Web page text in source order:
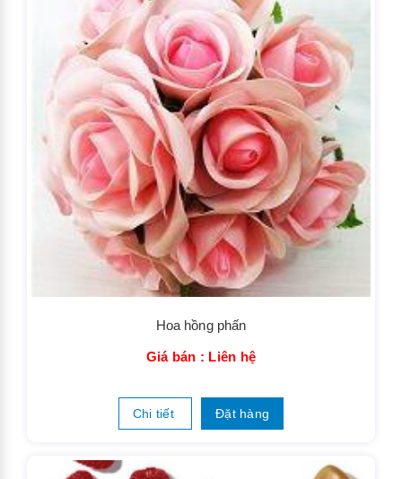
Hoa hồng phấn
Giá bán : Liên hệ
Chi tiết Đặt hàng